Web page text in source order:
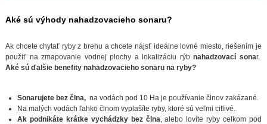
Aké sú výhody nahadzovacieho sonaru?
Ak chcete chytať ryby z brehu a chcete nájsť ideálne lovné miesto, riešením je
použiť na zmapovanie vodnej plochy a lokalizáciu rýbnahadzovací sonar.
Aké sú ďalšie benefity nahadzovacieho sonaru na ryby?
Sonarujete bez člna,na vodách pod 10 Ha je používanie člnov zakázané.
Na malých vodách ľahko člnom vyplašíte ryby, ktoré sú veľmi citlivé.
Ak podnikáte krátke vychádzky bez člna , alebo lovíte ryby celkom pod